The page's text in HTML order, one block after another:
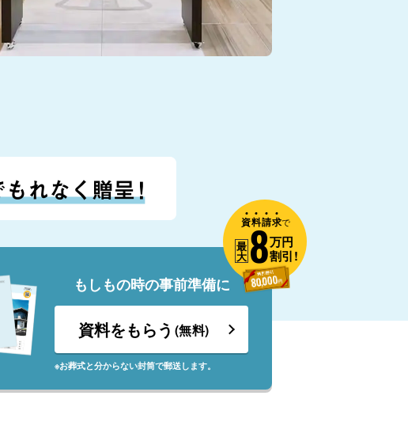
もしもの時の事前準備に
資料をもらう (無料)
※お葬式と分からない封筒で郵送します。
資料請求で
最
大8万円
割引!